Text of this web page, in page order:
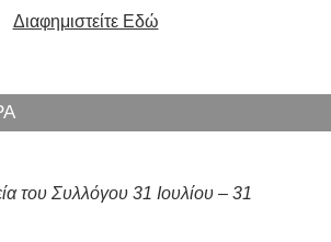
Διαφημιστείτε Εδώ
του Συλλόγου 31 Ιουλίου – 31